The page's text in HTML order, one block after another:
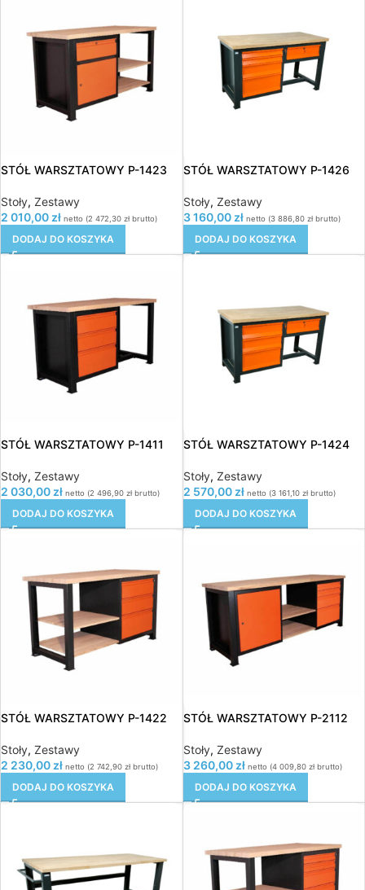
STÓŁ WARSZTATOWY P-1423
Stoły, Zestawy
2 010,00 zł netto (2 472,30 zł brutto)
DODAJ DO KOSZYKA
STÓŁ WARSZTATOWY P-1426
Stoły, Zestawy
3 160,00 zł netto (3 886,80 złbrutto)
DODAJ DO KOSZYKA
STÓŁ WARSZTATOWY P-1411
Stoły, Zestawy
2 030,00 zł netto (2 496,90 zł brutto)
DODAJ DO KOSZYKA
STÓŁ WARSZTATOWY P-1424
Stoły, Zestawy
2 570,00 zł netto (3 161,10 złbrutto)
DODAJ DO KOSZYKA
STÓŁ WARSZTATOWY P-1422
Stoły, Zestawy
2 230,00 zł netto (2 742,90 zł brutto)
DODAJ DO KOSZYKA
STÓŁ WARSZTATOWY P-2112
Stoły, Zestawy
3 260,00 zł netto (4 009,80 złbrutto)
DODAJ DO KOSZYKA